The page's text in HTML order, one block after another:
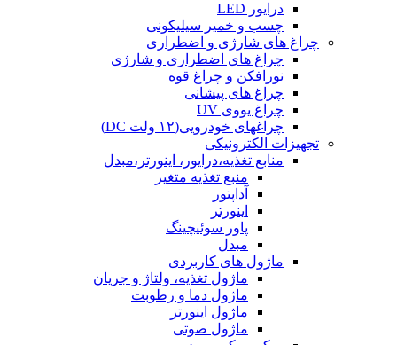
درایور LED
چسب و خمیر سیلیکونی
چراغ های شارژی و اضطراری
چراغ های اضطراری و شارژی
نورافکن و چراغ قوه
چراغ های پیشانی
چراغ یووی UV
چراغهای خودرویی(۱۲ ولت DC)
تجهیزات الکترونیکی
منابع تغذیه،درایور، اینورتر،مبدل
منبع تغذیه متغیر
آداپتور
اینورتر
پاور سوئیچینگ
مبدل
ماژول های کاربردی
ماژول تغذیه، ولتاژ و جریان
ماژول دما و رطوبت
ماژول اینورتر
ماژول صوتی